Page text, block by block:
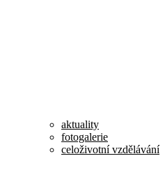
aktuality
fotogalerie
celoživotní vzdělávání